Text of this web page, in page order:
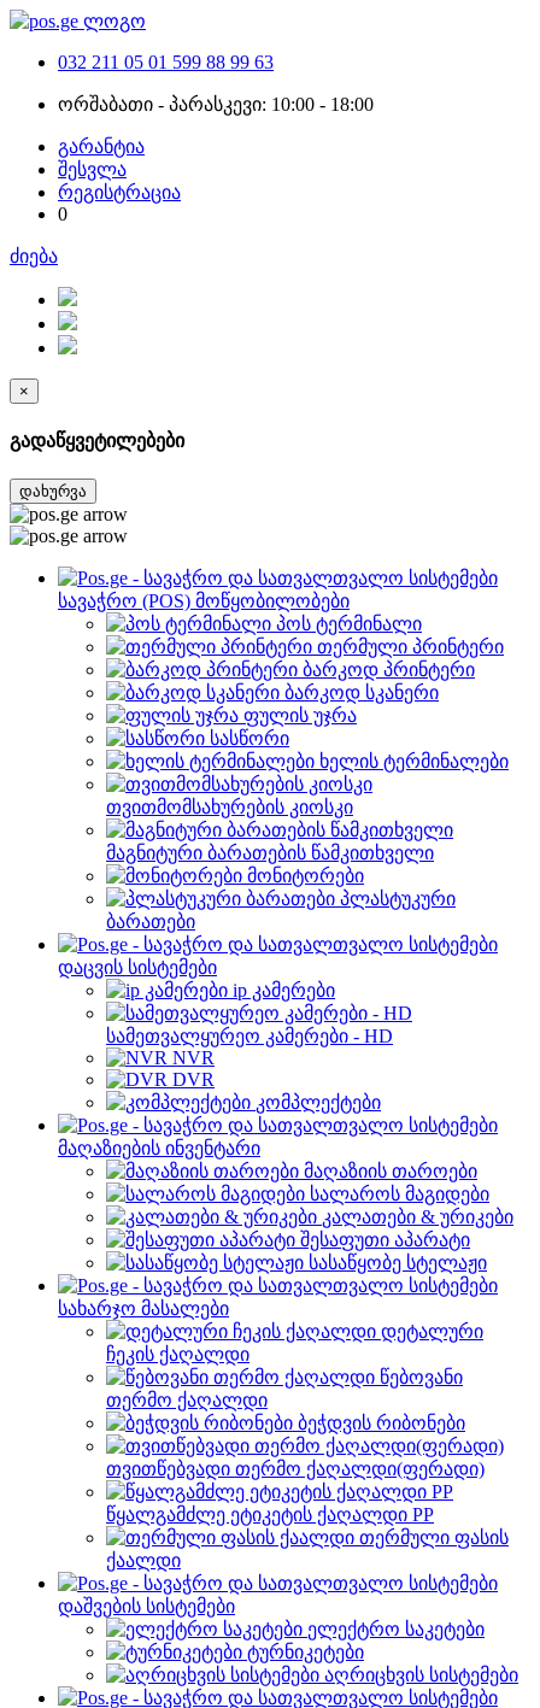
032 211 05 01 599 88 99 63
ორშაბათი - პარასკევი: 10:00 - 18:00
გარანტია
შესვლა
რეგისტრაცია
0
ძიება
×
გადაწყვეტილებები
დახურვა
სავაჭრო (POS) მოწყობილობები
პოს ტერმინალი
თერმული პრინტერი
ბარკოდ პრინტერი
ბარკოდ სკანერი
ფულის უჯრა
სასწორი
ხელის ტერმინალები
თვითმომსახურების კიოსკი
მაგნიტური ბარათების წამკითხველი
მონიტორები
პლასტუკური
ბარათები
დაცვის სისტემები
ip კამერები
სამეთვალყურეო კამერები - HD
NVR
DVR
კომპლექტები
მაღაზიების ინვენტარი
მაღაზიის თაროები
სალაროს მაგიდები
კალათები & ურიკები
შესაფუთი აპარატი
სასაწყობე სტელაჟი
სახარჯო მასალები
დეტალური
ჩეკის ქაღალდი
წებოვანი
თერმო ქაღალდი
ბეჭდვის რიბონები
თვითწებვადი თერმო ქაღალდი(ფერადი)
წყალგამძლე ეტიკეტის ქაღალდი PP
თერმული ფასის
ქაალდი
დაშვების სისტემები
ელექტრო საკეტები
ტურნიკეტები
აღრიცხვის სისტემები